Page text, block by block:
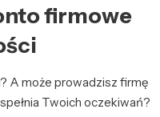
firmowe
A może prowadzisz firmę
Twoich oczekiwań?